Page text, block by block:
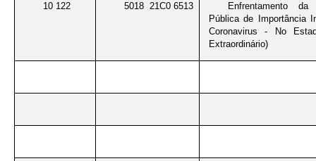
10 122 5018 21C0 6513
Enfrentamento
Pública de Importância
Coronavirus - No
Extraordinário)